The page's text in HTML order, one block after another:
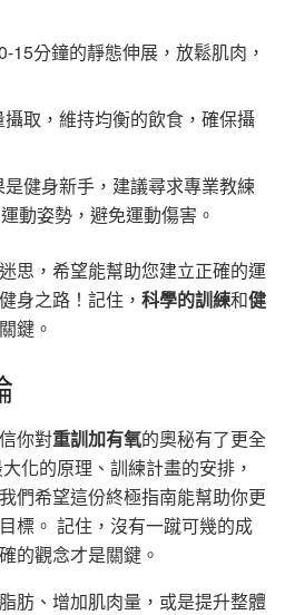
15分鐘的靜態伸展，放鬆肌肉，
攝取，維持均衡的飲食，確保攝
是健身新手，建議尋求專業教練
動姿勢，避免運動傷害。
思，希望能幫助您建立正確的運
身之路！記住， 科學的訓練和健
鍵。
你對重訓加有氧的奧秘有了更全
化的原理、訓練計畫的安排，
們希望這份終極指南能幫助你更
標。 記住，沒有一蹴可幾的成
的觀念才是關鍵。
肪、增加肌肉量，或是提升整體